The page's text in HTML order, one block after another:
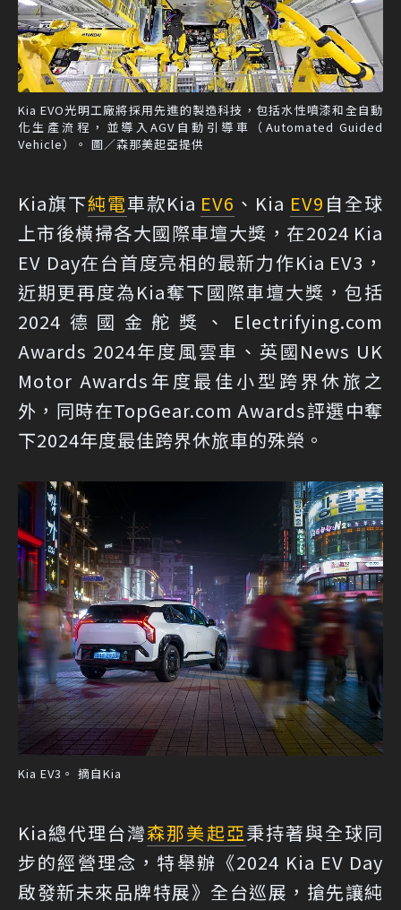
Kia EVO光明工廠將採用先進的製造科技，包括水性噴漆和全自動
化生產流程，並導入AGV自動引導車（Automated Guided
Vehicle）。 圖／森那美起亞提供
Kia旗下純電車款Kia EV6 、Kia EV9 自全球
上市後橫掃各大國際車壇大獎，在2024 Kia
EV Day在台首度亮相的最新力作Kia EV3，
近期更再度為Kia奪下國際車壇大獎，包括
2024德國金舵獎、Electrifying.com
Awards 2024年度風雲車、英國News UK
Motor Awards年度最佳小型跨界休旅之
外，同時在TopGear.com Awards評選中奪
下2024年度最佳跨界休旅車的殊榮。
Kia EV3。 摘自Kia
Kia總代理台灣森那美起亞秉持著與全球同
步的經營理念，特舉辦《2024 Kia EV Day
啟發新未來品牌特展》全台巡展，搶先讓純